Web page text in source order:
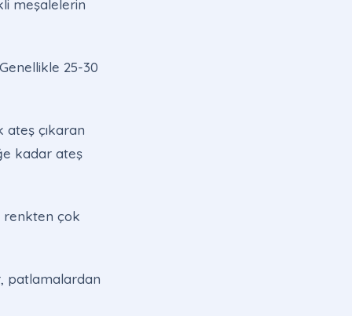
meşalelerin
25-30
çıkaran
kadar ateş
renkten çok
patlamalardan